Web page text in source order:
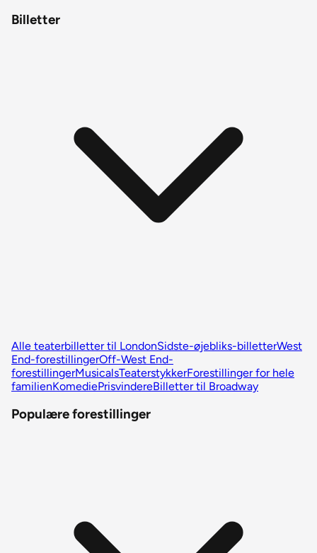
Billetter
Alle teaterbilletter til LondonSidste-øjebliks-billetterWest
End-forestillingerOff-West End-
forestillingerMusicalsTeaterstykkerForestillinger for hele
familienKomediePrisvindereBilletter til Broadway
Populære forestillinger